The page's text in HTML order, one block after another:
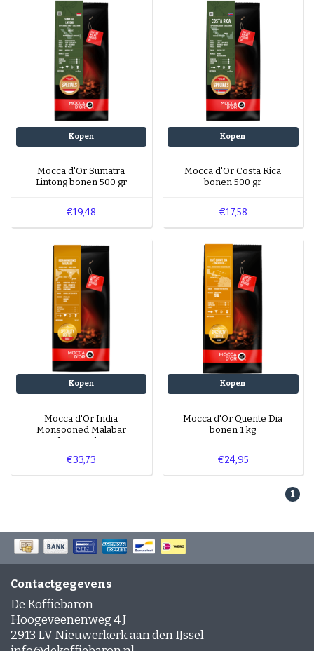
Espresso-rub
Peppermint Mocha
Gingerbread Latte
Cinnamon Latte
Laagjes Koffie
Nagerechten en gebak met Koffie
Kopen
Mocca d'Or Sumatra
Lintong bonen 500 gr
€19,48
Kopen
Mocca d'Or Costa Rica
bonen 500 gr
€17,58
Kopen
Mocca d'Or India
Monsooned Malabar
bonen 1 kg
€33,73
Kopen
Mocca d'Or Quente Dia
bonen 1 kg
€24,95
1
Contactgegevens
De Koffiebaron
Hoogeveenenweg 4 J
2913 LV Nieuwerkerk aan den IJssel